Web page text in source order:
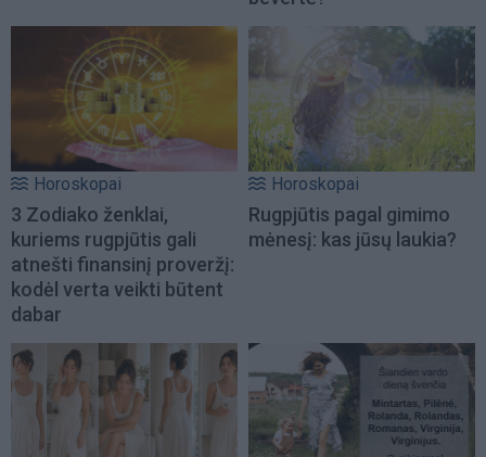
Horoskopai
3 Zodiako ženklai,
kuriems rugpjūtis gali
atnešti finansinį proveržį:
kodėl verta veikti būtent
dabar
Horoskopai
Rugpjūtis pagal gimimo
mėnesį: kas jūsų laukia?